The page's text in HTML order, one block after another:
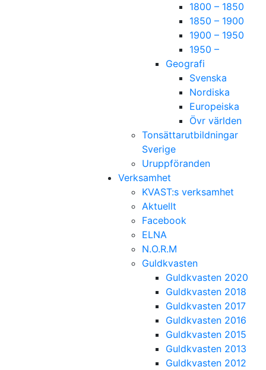
1800 – 1850
1850 – 1900
1900 – 1950
1950 –
Geografi
Svenska
Nordiska
Europeiska
Övr världen
Tonsättarutbildningar
Sverige
Uruppföranden
Verksamhet
KVAST:s verksamhet
Aktuellt
Facebook
ELNA
N.O.R.M
Guldkvasten
Guldkvasten 2020
Guldkvasten 2018
Guldkvasten 2017
Guldkvasten 2016
Guldkvasten 2015
Guldkvasten 2013
Guldkvasten 2012